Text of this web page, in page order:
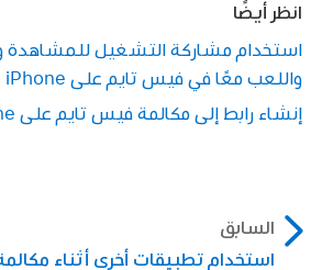
انظر أيضًا
استخدام مشاركة التشغيل للمشاهدة
واللعب معًا في فيس تايم على iPhone
إنشاء رابط إلى مكالمة فيس تايم على iPhone
السابق
استخدام تطبيقات أخرى أثناء